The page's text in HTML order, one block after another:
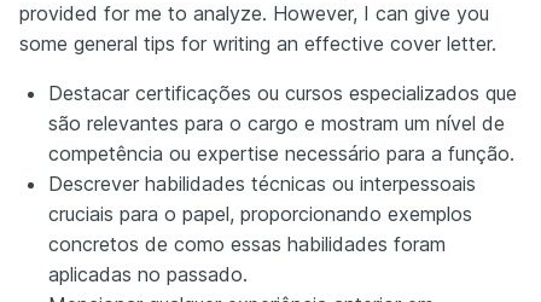
provided for me to analyze. However, I can give you
some general tips for writing an effective cover letter.
Destacar certificações ou cursos especializados que
são relevantes para o cargo e mostram um nível de
competência ou expertise necessário para a função.
Descrever habilidades técnicas ou interpessoais
cruciais para o papel, proporcionando exemplos
concretos de como essas habilidades foram
aplicadas no passado.